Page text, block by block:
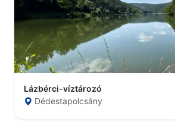
Lázbérci-víztározó
Dédestapolcsány